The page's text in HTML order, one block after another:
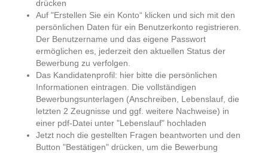
drücken
Auf "Erstellen Sie ein Konto“ klicken und sich mit den
persönlichen Daten für ein Benutzerkonto registrieren.
Der Benutzername und das eigene Passwort
ermöglichen es, jederzeit den aktuellen Status der
Bewerbung zu verfolgen.
Das Kandidatenprofil: hier bitte die persönlichen
Informationen eintragen. Die vollständigen
Bewerbungsunterlagen (Anschreiben, Lebenslauf, die
letzten 2 Zeugnisse und ggf. weitere Nachweise) in
einer pdf-Datei unter "Lebenslauf" hochladen
Jetzt noch die gestellten Fragen beantworten und den
Button "Bestätigen" drücken, um die Bewerbung